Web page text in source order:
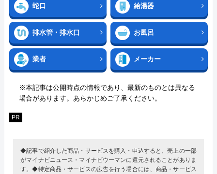
蛇口 給湯器
排水管・排水口 お風呂
業者 メーカー
※本記事は公開時点の情報であり、最新のものとは異なる
場合があります。あらかじめご了承ください。
PR
◆記事で紹介した商品・サービスを購入・申込すると、売上の一部
がマイナビニュース・マイナビウーマンに還元されることがありま
す。◆特定商品・サービスの広告を行う場合には、商品・サービス